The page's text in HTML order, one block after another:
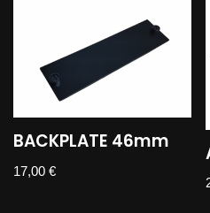
BACKPLATE 46mm
17,00 €